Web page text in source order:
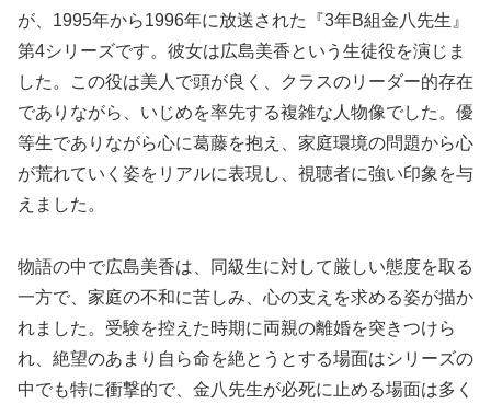
が、1995年から1996年に放送された『3年B組金八先生』
第4シリーズです。彼女は広島美香という生徒役を演じま
した。この役は美人で頭が良く、クラスのリーダー的存在
でありながら、いじめを率先する複雑な人物像でした。優
等生でありながら心に葛藤を抱え、家庭環境の問題から心
が荒れていく姿をリアルに表現し、視聴者に強い印象を与
えました。
物語の中で広島美香は、同級生に対して厳しい態度を取る
一方で、家庭の不和に苦しみ、心の支えを求める姿が描か
れました。受験を控えた時期に両親の離婚を突きつけら
れ、絶望のあまり自ら命を絶とうとする場面はシリーズの
中でも特に衝撃的で、金八先生が必死に止める場面は多く